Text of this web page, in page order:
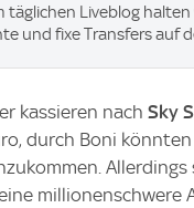
täglichen Liveblog
und fixe Transfers auf
kassieren nach Sky
durch Boni
Allerdings
millionenschwere